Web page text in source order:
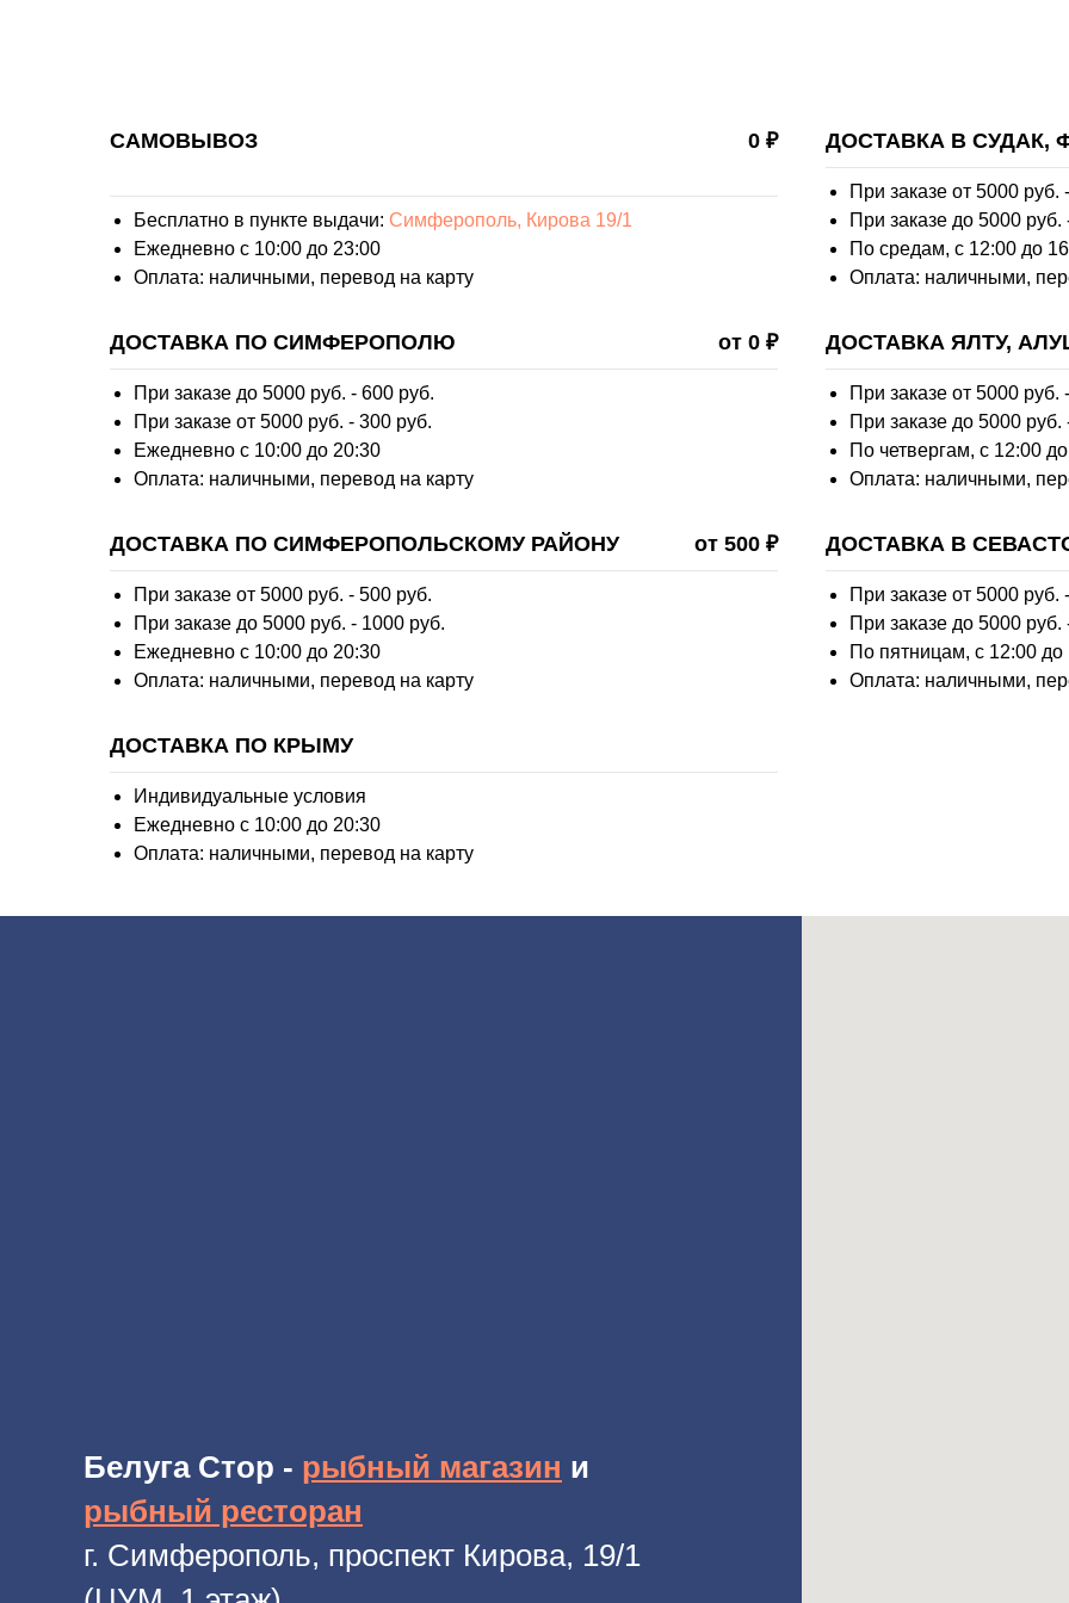
САМОВЫВОЗ 0 ₽
Бесплатно в пункте выдачи: Симферополь, Кирова 19/1
Ежедневно с 10:00 до 23:00
Оплата: наличными, перевод на карту
ДОСТАВКА ПО СИМФЕРОПОЛЮ от 0 ₽
При заказе до 5000 руб. - 600 руб.
При заказе от 5000 руб. - 300 руб.
Ежедневно с 10:00 до 20:30
Оплата: наличными, перевод на карту
ДОСТАВКА ПО СИМФЕРОПОЛЬСКОМУ РАЙОНУ от 500 ₽
При заказе от 5000 руб. - 500 руб.
При заказе до 5000 руб. - 1000 руб.
Ежедневно с 10:00 до 20:30
Оплата: наличными, перевод на карту
ДОСТАВКА ПО КРЫМУ
Индивидуальные условия
Ежедневно с 10:00 до 20:30
Оплата: наличными, перевод на карту
ДОСТАВКА В
При заказе от 5000 руб.
При заказе до 5000 руб.
По средам, с 12:00 до
Оплата: наличными,
ДОСТАВКА ЯЛТУ,
При заказе от 5000 руб.
При заказе до 5000 руб.
По четвергам, с 12:00
Оплата: наличными,
ДОСТАВКА В
При заказе от 5000 руб.
При заказе до 5000 руб.
По пятницам, с 12:00 до
Оплата: наличными,
Белуга Стор - рыбный магазин и
рыбный ресторан
г. Симферополь, проспект Кирова, 19/1